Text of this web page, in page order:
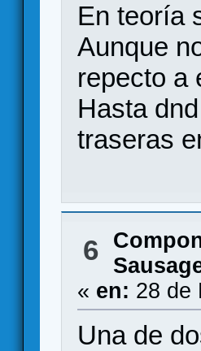
En teoría
Aunque
repecto a
Hasta
traseras
6
« en: 28 de
Una de